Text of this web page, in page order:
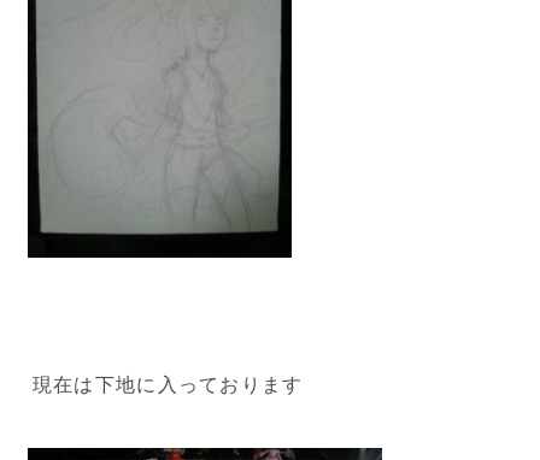
現在は下地に入っております